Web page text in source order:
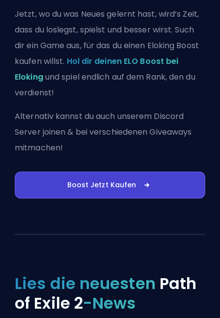
Jetzt, wo du was Neues gelernt hast, wird’s Zeit,
dass du loslegst, spielst und besser wirst. Such
dir ein Game aus, für das du einen Eloking Boost
kaufen willst. Hol dir deinen ELO Boost bei
Elokingund spiel endlich auf dem Rank, den du
verdienst!
Alternativ kannst du auch unserem Discord
Server joinen & bei verschiedenen Giveaways
mitmachen!
Boost Jetzt Kaufen
Lies die neuesten Path
of Exile 2-News